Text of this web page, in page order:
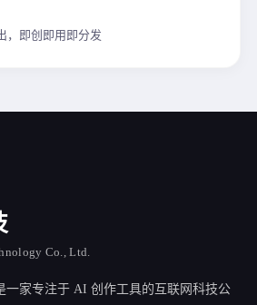
，即创即用即分发
Co., Ltd.
一家专注于 AI 创作工具的互联网科技公